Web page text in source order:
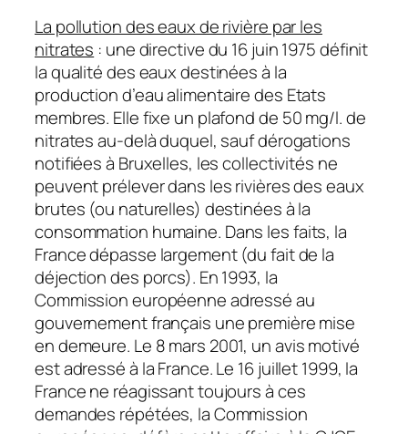
La pollution des eaux de rivière par les
nitrates : une directive du 16 juin 1975 définit
la qualité des eaux destinées à la
production d’eau alimentaire des Etats
membres. Elle fixe un plafond de 50 mg/l. de
nitrates au-delà duquel, sauf dérogations
notifiées à Bruxelles, les collectivités ne
peuvent prélever dans les rivières des eaux
brutes (ou naturelles) destinées à la
consommation humaine. Dans les faits, la
France dépasse largement (du fait de la
déjection des porcs). En 1993, la
Commission européenne adressé au
gouvernement français une première mise
en demeure. Le 8 mars 2001, un avis motivé
est adressé à la France. Le 16 juillet 1999, la
France ne réagissant toujours à ces
demandes répétées, la Commission